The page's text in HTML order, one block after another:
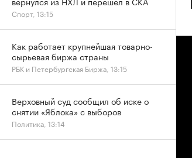
Спорт, 13:15
Как работает крупнейшая товарно-
сырьевая биржа страны
РБК и Петербургская Биржа, 13:15
Верховный суд сообщил об иске о
снятии «Яблока» с выборов
Политика, 13:14